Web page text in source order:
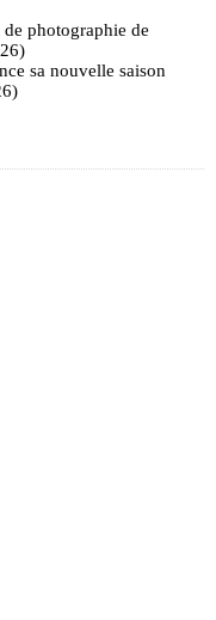
photographie de
sa nouvelle saison